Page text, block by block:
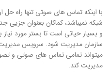
با اینکه تماس های صوتی تنها راه حل
شبکه نمیباشد، کماکان بعنوان
و بسیار حیاتی است تا بستر مورد نیاز
میتواند تمامی تماس های صوتی و
مدیریت کند.